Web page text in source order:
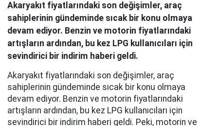
Akaryakıt fiyatlarındaki son değişimler, araç
sahiplerinin gündeminde sıcak bir konu olmaya
devam ediyor. Benzin ve motorin fiyatlarındaki
artışların ardından, bu kez LPG kullanıcıları için
sevindirici bir indirim haberi geldi.
Akaryakıt fiyatlarındaki son değişimler, araç
sahiplerinin gündeminde sıcak bir konu olmaya
devam ediyor. Benzin ve motorin fiyatlarındaki
artışların ardından, bu kez LPG kullanıcıları için
sevindirici bir indirim haberi geldi. Peki, motorin ve